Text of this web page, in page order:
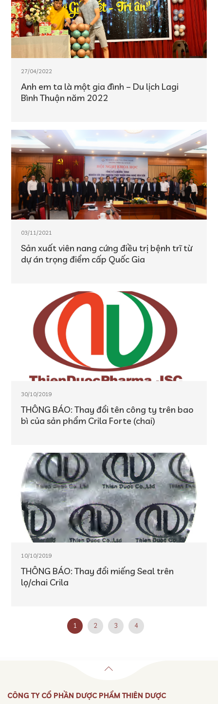
27/04/2022
Anh em ta là một gia đình – Du lịch Lagi
Bình Thuận năm 2022
03/11/2021
Sản xuất viên nang cứng điều trị bệnh trĩ từ
dự án trọng điểm cấp Quốc Gia
30/10/2019
THÔNG BÁO: Thay đổi tên công ty trên bao
bì của sản phẩm Crila Forte (chai)
10/10/2019
THÔNG BÁO: Thay đổi miếng Seal trên
lọ/chai Crila
1 2 3 4
CÔNG TY CỔ PHẦN DƯỢC PHẨM THIÊN DƯỢC